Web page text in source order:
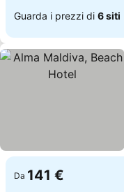
Guarda i prezzi di 6 siti
Da 141 €